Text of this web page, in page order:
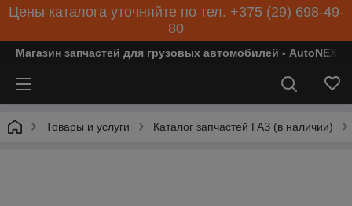
Цены каталога уточняйте по тел. +375 (29) 698-49-
80
Магазин запчастей для грузовых автомобилей - AutoNEXT
Товары и услуги Каталог запчастей ГАЗ (в наличии)